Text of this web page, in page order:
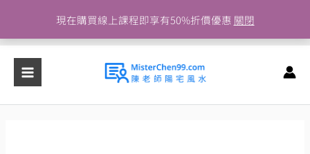
現在購買線上課程即享有50%折價優惠 關閉
主
容